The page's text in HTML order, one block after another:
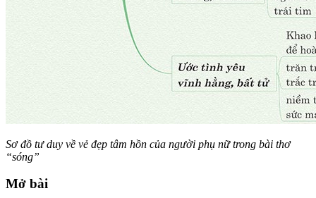
Sơ đồ tư duy về vẻ đẹp tâm hồn của người phụ nữ trong bài thơ
“sóng”
Mở bài